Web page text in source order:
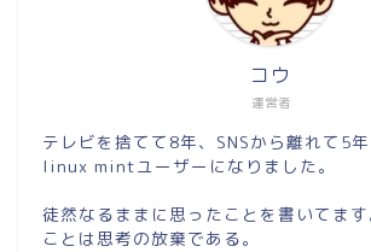
運営者
コウ
テレビを捨てて8年、SNSから離れて5
linux mintユーザーになりました。
徒然なるままに思ったことを書いてま
ことは思考の放棄である。